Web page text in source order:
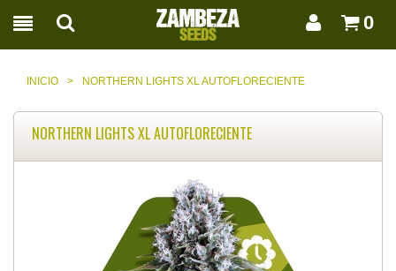
0
INICIO > NORTHERN LIGHTS XL AUTOFLORECIENTE
NORTHERN LIGHTS XL AUTOFLORECIENTE